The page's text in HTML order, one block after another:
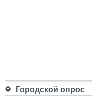
Городской опрос